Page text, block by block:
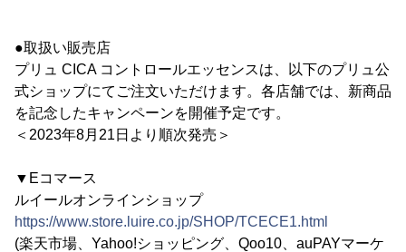
●取扱い販売店
プリュ CICA コントロールエッセンスは、以下のプリュ公
式ショップにてご注文いただけます。各店舗では、新商品
を記念したキャンペーンを開催予定です。
＜2023年8月21日より順次発売＞
▼Eコマース
ルイールオンラインショップ
https://www.store.luire.co.jp/SHOP/TCECE1.html
(楽天市場、Yahoo!ショッピング、Qoo10、auPAYマーケ